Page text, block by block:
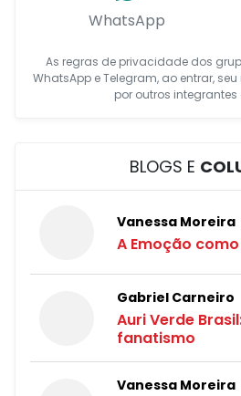
WhatsApp
As regras de privacidade dos
WhatsApp e Telegram, ao entrar,
por outros integrantes
BLOGS E
Vanessa Moreira
A Emoção
Gabriel Carneiro
Auri Verde
fanatismo
Vanessa Moreira